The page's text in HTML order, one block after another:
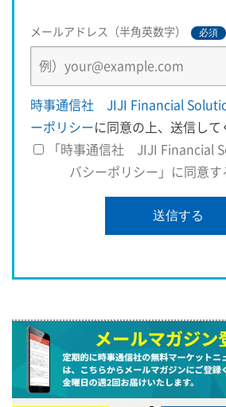
メールアドレス（半角英数字） 必須
時事通信社 JIJI Financial
ーポリシーに同意の上、送信して
「時事通信社 JIJI Financial
バシーポリシー」に同意す